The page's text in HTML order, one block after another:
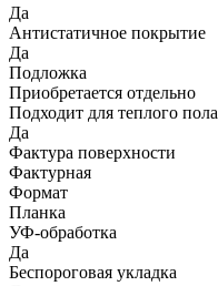
Да
Антистатичное покрытие
Да
Подложка
Приобретается отдельно
Подходит для теплого пола
Да
Фактура поверхности
Фактурная
Формат
Планка
УФ-обработка
Да
Беспороговая укладка